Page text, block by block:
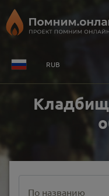
RUB
По названию